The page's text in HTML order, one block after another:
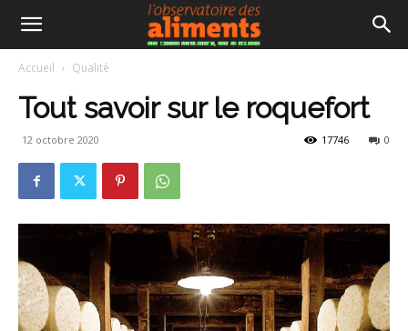
Accueil Qualité
Tout savoir sur le roquefort
12 octobre 2020 0
17746